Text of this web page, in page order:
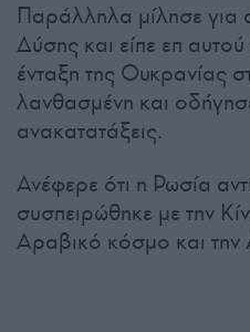
Παράλληλα μίλησε
Δύσης και είπε επ
ένταξη της Ουκρανίας
λανθασμένη και
ανακατατάξεις.
Ανέφερε ότι η Ρωσία
συσπειρώθηκε με την
Αραβικό κόσμο και την